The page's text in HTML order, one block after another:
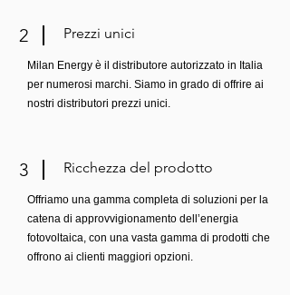
2 Prezzi unici
Milan Energy è il distributore autorizzato in Italia
per numerosi marchi. Siamo in grado di offrire ai
nostri distributori prezzi unici.
3 Ricchezza del prodotto
Offriamo una gamma completa di soluzioni per la
catena di approvvigionamento dell’energia
fotovoltaica, con una vasta gamma di prodotti che
offrono ai clienti maggiori opzioni.